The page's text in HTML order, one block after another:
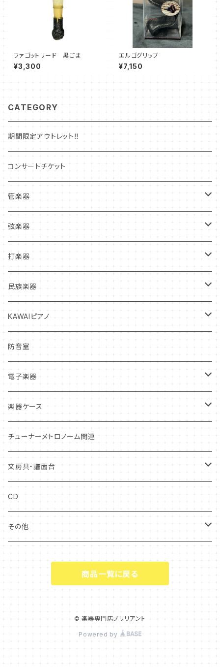
ファゴットリード 黒ごま
¥3,300
エルゴグリップ
¥7,150
CATEGORY
期間限定アウトレット‼
コンサートチケット
管楽器
管楽器新品本体
フルート
クラリネット
ホルン
ユーフォニアム
チューバ
管楽器中古本体
フルート
クラリネット
ホルン
ユーフォニアム
チューバ
マウスピース
クラリネット
サックス
チューバ
マウスピースケース
リガチャー
リード
クラリネットリード
サックスリード
ミュート・アクセサリー
オイル・グリス
管楽器お手入れ用品
トレーニング
中古アクセサリー
弦楽器
弦楽器新品本体
ヴァイオリン
ヴィオラ
弦楽器中古本体
ヴァイオリン
ヴィオラ
弦
ヴァイオリン
ヴィオラ
松脂
弦楽器お手入れ用品
ケース
本体ケース
弓ケース
スタンド
弓
打楽器
打楽器新品本体
打楽器中古本体
マレット
スティック
ドラムヘッド
打楽器お手入れ用品
民族楽器
インディアン・フルート
オカリナ
KAWAIピアノ
アップライトピアノ
グランドピアノ
電子ピアノ
防音室
電子楽器
電子ドラム
ウィンドシンセサイザー
ケース
ソフトケース
楽器ケース
ハードケース
ソフトケース
キーボード
電子楽器
チューナーメトロノーム関連
文房具・譜面台
クリアファイル
譜面台
CD
その他
商品一覧に戻る
© 楽器専門店ブリリアント
Powered by